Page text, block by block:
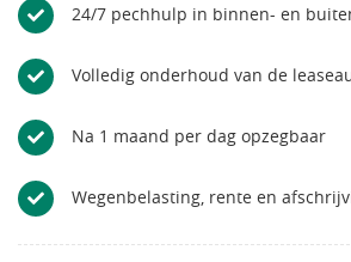
24/7 pechhulp in binnen- en
Volledig onderhoud van de
Na 1 maand per dag opzegbaar
Wegenbelasting, rente en